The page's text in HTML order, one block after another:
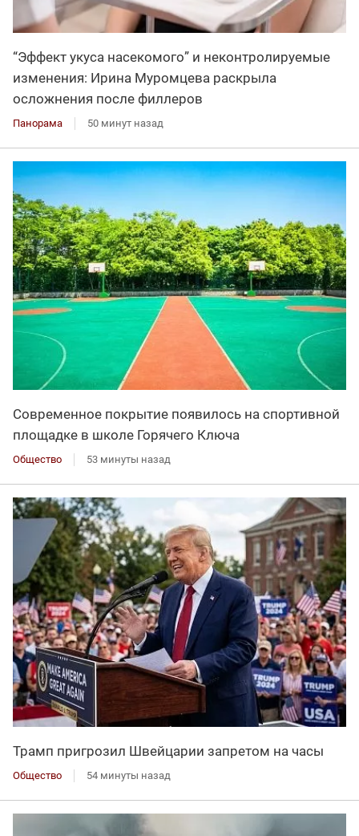
“Эффект укуса насекомого” и неконтролируемые
изменения: Ирина Муромцева раскрыла
осложнения после филлеров
Панорама 50 минут назад
Современное покрытие появилось на спортивной
площадке в школе Горячего Ключа
Общество 53 минуты назад
Трамп пригрозил Швейцарии запретом на часы
Общество 54 минуты назад